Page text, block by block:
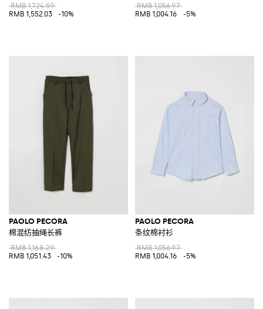
RMB 1,724.59
RMB 1,552.03
-10%
RMB 1,056.97
RMB 1,004.16
-5%
PAOLO PECORA
棉混纺抽绳长裤
RMB 1,168.29
RMB 1,051.43
-10%
PAOLO PECORA
条纹棉衬衫
RMB 1,056.97
RMB 1,004.16
-5%